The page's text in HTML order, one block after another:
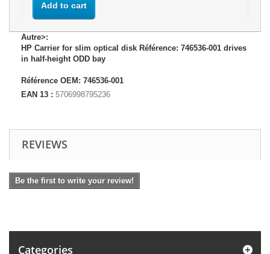
Add to cart
Autre>:
HP Carrier for slim optical disk Référence: 746536-001 drives
in half-height ODD bay
Référence OEM: 746536-001
EAN 13 : 5706998795236
REVIEWS
Be the first to write your review!
Categories